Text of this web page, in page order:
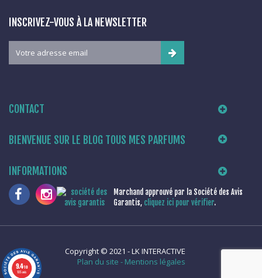
INSCRIVEZ-VOUS À LA NEWSLETTER
CONTACT
BIENVENUE SUR LE BLOG TOUS MES PARFUMS
INFORMATIONS
Marchand approuvé par la Société des Avis
Garantis, cliquez ici pour vérifier.
Copyright © 2021 -LK INTERACTIVE
Plan du site - Mentions légales
9.4/10
105 avis